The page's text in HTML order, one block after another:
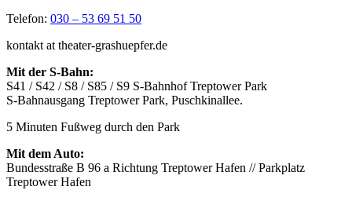
Telefon: 030 – 53 69 51 50
kontakt at theater-grashuepfer.de
Mit der S-Bahn:
S41 / S42 / S8 / S85 / S9 S-Bahnhof Treptower Park
S-Bahnausgang Treptower Park, Puschkinallee.
5 Minuten Fußweg durch den Park
Mit dem Auto:
Bundesstraße B 96 a Richtung Treptower Hafen // Parkplatz
Treptower Hafen